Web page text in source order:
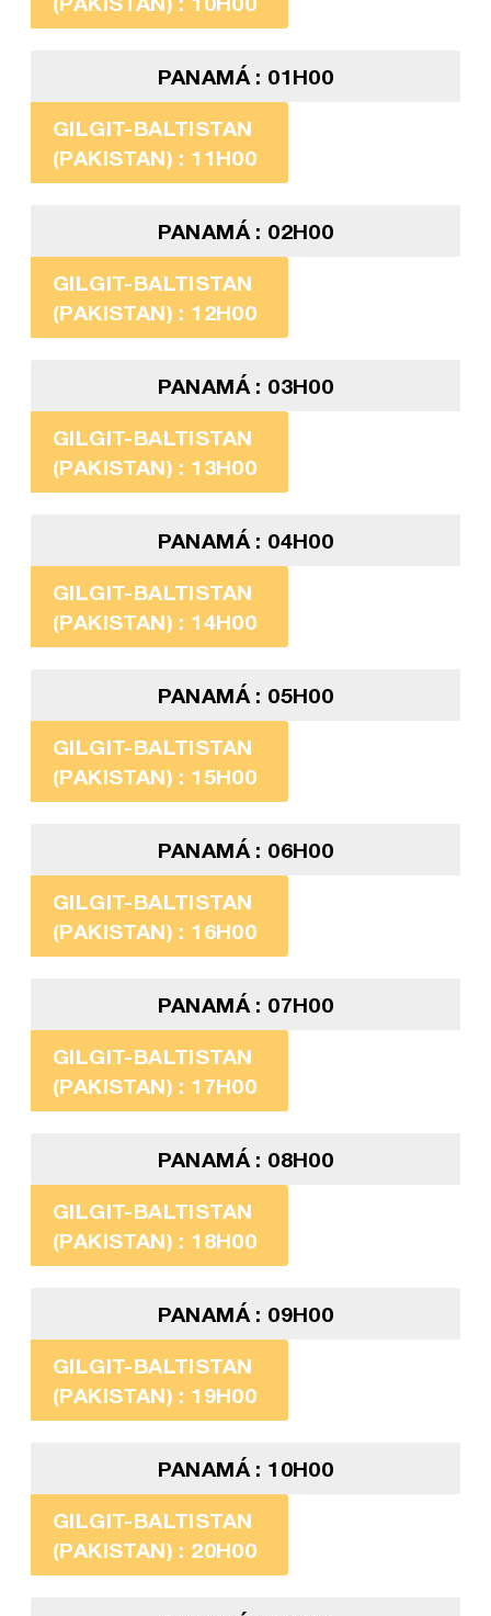
PANAMÁ : 01H00
GILGIT-BALTISTAN
(PAKISTAN) : 11H00
PANAMÁ : 02H00
GILGIT-BALTISTAN
(PAKISTAN) : 12H00
PANAMÁ : 03H00
GILGIT-BALTISTAN
(PAKISTAN) : 13H00
PANAMÁ : 04H00
GILGIT-BALTISTAN
(PAKISTAN) : 14H00
PANAMÁ : 05H00
GILGIT-BALTISTAN
(PAKISTAN) : 15H00
PANAMÁ : 06H00
GILGIT-BALTISTAN
(PAKISTAN) : 16H00
PANAMÁ : 07H00
GILGIT-BALTISTAN
(PAKISTAN) : 17H00
PANAMÁ : 08H00
GILGIT-BALTISTAN
(PAKISTAN) : 18H00
PANAMÁ : 09H00
GILGIT-BALTISTAN
(PAKISTAN) : 19H00
PANAMÁ : 10H00
GILGIT-BALTISTAN
(PAKISTAN) : 20H00